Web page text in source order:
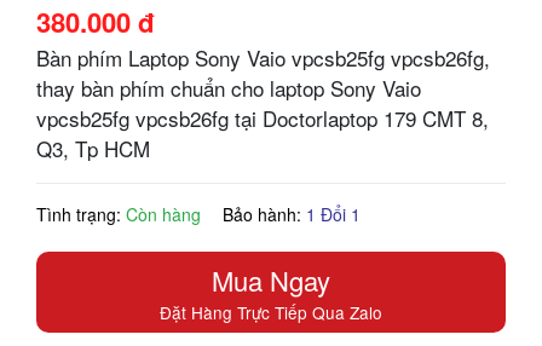
380.000 đ
Bàn phím Laptop Sony Vaio vpcsb25fg vpcsb26fg,
thay bàn phím chuẩn cho laptop Sony Vaio
vpcsb25fg vpcsb26fg tại Doctorlaptop 179 CMT 8,
Q3, Tp HCM
Tình trạng: Còn hàng Bảo hành: 1 Đổi 1
Mua Ngay
Đặt Hàng Trực Tiếp Qua Zalo